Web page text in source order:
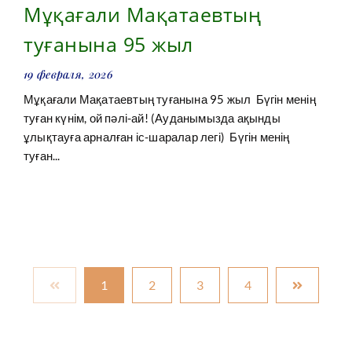
Мұқағали Мақатаевтың
туғанына 95 жыл
19 февраля, 2026
Мұқағали Мақатаевтың туғанына 95 жыл Бүгін менің
туған күнім, ой пәлі-ай! (Ауданымызда ақынды
ұлықтауға арналған іс-шаралар легі) Бүгін менің
туған...
1 2 3 4